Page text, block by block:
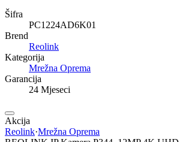
Šifra
PC1224AD6K01
Brend
Reolink
Kategorija
Mrežna Oprema
Garancija
24 Mjeseci
Akcija
Reolink·Mrežna Oprema